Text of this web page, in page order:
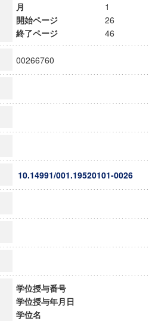
月
1
開始ページ
26
終了ページ
46
00266760
10.14991/001.19520101-0026
学位授与番号
学位授与年月日
学位名